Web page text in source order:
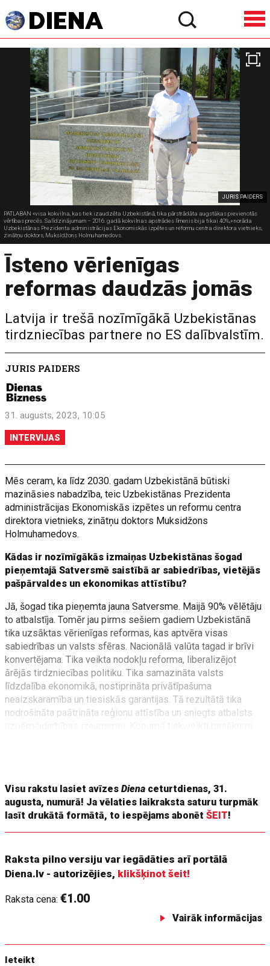
JURIS PAIDERS
PATLABAN «visa kokvilna, kas tiek izaudzēta Uzbekistānā, tika pārstrādāta augstākas pievienotās
vērtības precēs. Salīdzinājumam – 2016. gadā kokvilnas apstrādes līmenis bija tikai 40%,» norāda
Uzbekistānas Prezidenta administrācijas Ekonomiskās izpētes un reformu centra direktora vietnieks,
zinātņu doktors, Muksidžons Holmuhamedovs.
Īsteno vērienīgas
reformas daudzās jomās
Latvija ir trešā nozīmīgākā Uzbekistānas
tirdzniecības partnere no ES dalībvalstīm.
JURIS PAIDERS
31. augusts, 2023, 10:05
INTERVIJAS
Mēs ceram, ka līdz 2030. gadam Uzbekistānā būtiski
mazināsies nabadzība, teic Uzbekistānas Prezidenta
administrācijas Ekonomiskās izpētes un reformu centra
direktora vietnieks, zinātņu doktors Muksidžons
Holmuhamedovs.
Kādas ir nozīmīgākās izmaiņas Uzbekistānas šogad
pieņemtajā Satversmē saistībā ar sabiedrības, vietējās
pašpārvaldes un ekonomikas attīstību?
Jā, šogad tika pieņemta jauna Satversme. Maijā 90% vēlētāju
to atbalstīja. Tomēr jau pirms sešiem gadiem Uzbekistānā
tika uzsāktas vērienīgas reformas, kas aptvēra visas
sabiedrības un valsts sfēras. Nacionālā valūta tagad ir brīvi
konvertējama. Tika veikta nodokļu reforma, liberalizējot
ārējās tirdzniecības politiku. Tika samazināta valsts
līdzdalība ekonomikā, nostiprināta privātīpašuma
neaizskaramība un tiesiskās garantijas. Tā rezultātā tika
nodrošināta paātrināta reģionu attīstība un sniegts atbalsts
Visu rakstu lasiet avīzesDiena ceturtdienas, 31.
augusta, numurā! Ja vēlaties laikraksta saturu turpmāk
lasīt drukātā formātā, to iespējams abonētŠEIT!
Raksta pilno versiju var iegādāties arī portālā
Diena.lv - autorizējies, klikšķinot šeit!
Raksta cena:€1.00
Vairāk informācijas
Ieteikt